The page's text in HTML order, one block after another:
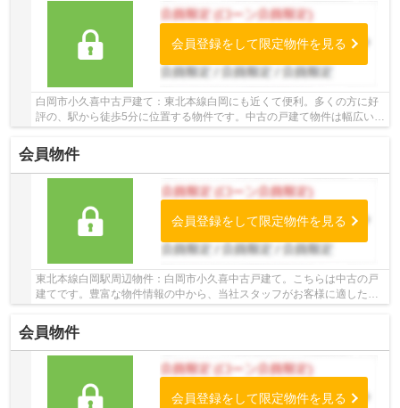
会員登録をして限定物件を見る
白岡市小久喜中古戸建て：東北本線白岡にも近くて便利。多くの方に好
評の、駅から徒歩5分に位置する物件です。中古の戸建て物件は幅広い年
齢層の方からニーズがあります。当物件以外に...
会員物件
会員登録をして限定物件を見る
東北本線白岡駅周辺物件：白岡市小久喜中古戸建て。こちらは中古の戸
建てです。豊富な物件情報の中から、当社スタッフがお客様に適した物
件をお探し致します。不動産の購入をお考えな...
会員物件
会員登録をして限定物件を見る